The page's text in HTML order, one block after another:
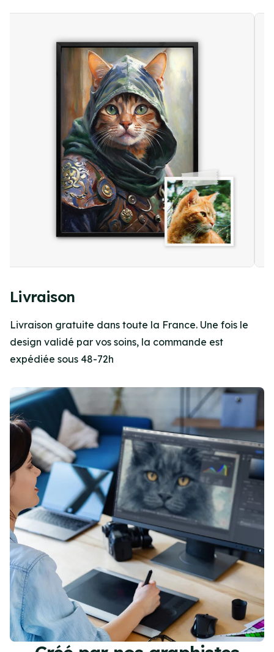
2
of
2
Livraison
Livraison gratuite dans toute la France. Une fois le
design validé par vos soins, la commande est
expédiée sous 48-72h